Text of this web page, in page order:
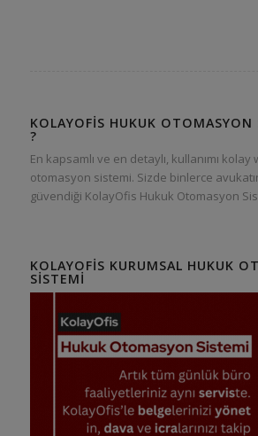
KOLAYOFIS HUKUK OTOMASYON
?
En kapsamlı ve en detaylı, kullanımı
otomasyon sistemi. Sizde binlerce
güvendiği KolayOfis Hukuk Otomasyon
KOLAYOFIS KURUMSAL HUKUK
SISTEMI